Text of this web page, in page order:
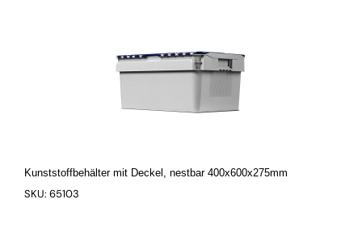
Kunststoffbehälter mit Deckel, nestbar 400x600x275mm
SKU: 65103